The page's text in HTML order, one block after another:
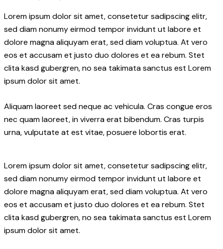
Lorem ipsum dolor sit amet, consetetur sadipscing elitr,
sed diam nonumy eirmod tempor invidunt ut labore et
dolore magna aliquyam erat, sed diam voluptua. At vero
eos et accusam et justo duo dolores et ea rebum. Stet
clita kasd gubergren, no sea takimata sanctus est Lorem
ipsum dolor sit amet.
Aliquam laoreet sed neque ac vehicula. Cras congue eros
nec quam laoreet, in viverra erat bibendum. Cras turpis
urna, vulputate at est vitae, posuere lobortis erat.
Lorem ipsum dolor sit amet, consetetur sadipscing elitr,
sed diam nonumy eirmod tempor invidunt ut labore et
dolore magna aliquyam erat, sed diam voluptua. At vero
eos et accusam et justo duo dolores et ea rebum. Stet
clita kasd gubergren, no sea takimata sanctus est Lorem
ipsum dolor sit amet.